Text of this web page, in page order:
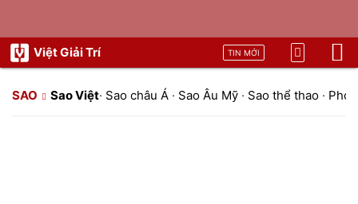
Việt Giải Trí TIN MỚI
SAO Sao Việt· Sao châu Á · Sao Âu Mỹ · Sao thể thao ·